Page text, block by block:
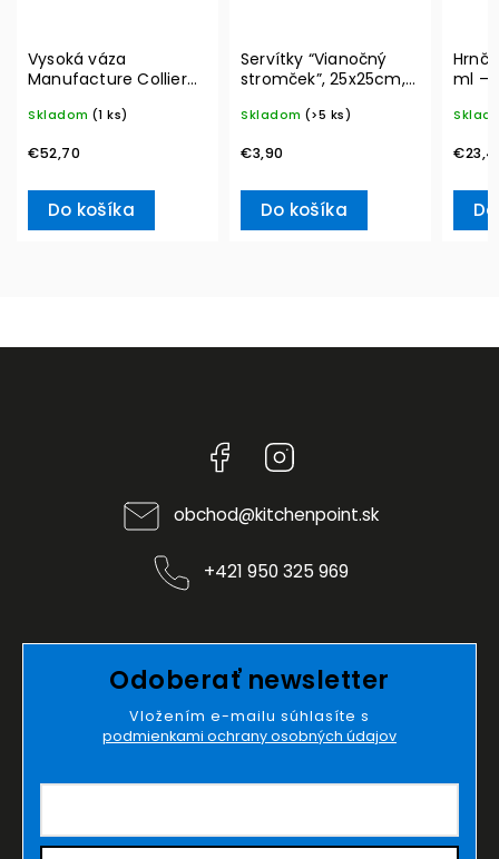
Vysoká váza
Manufacture Collier
& Boch
Skladom (1 ks)
€52,70
Do košíka
Servítky “Vianočný
stromček”, 25x25cm,
Villeroy & Boch
Skladom (>5 ks)
€3,90
Do košíka
ml –
Facebook
obchod@kitchenpoint.sk
+421 950 325 969
Odoberať newsletter
Vložením e-mailu súhlasíte s
podmienkami ochrany osobných údajov